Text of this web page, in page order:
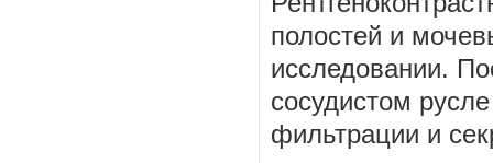
полостей и
исследовании.
сосудистом
фильтрации и